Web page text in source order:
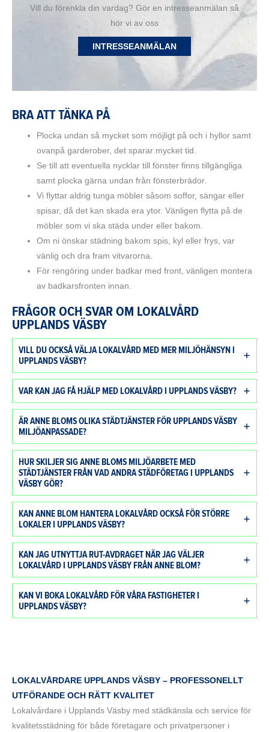
Vill du förenkla din vardag? Gör en intresseanmälan så
hör vi av oss
INTRESSEANMÄLAN
BRA ATT TÄNKA PÅ
Plocka undan så mycket som möjligt på och i hyllor samt
ovanpå garderober, det sparar mycket tid.
Se till att eventuella nycklar till fönster finns tillgängliga
samt plocka gärna undan från fönsterbrädor.
Vi flyttar aldrig tunga möbler såsom soffor, sängar eller
spisar, då det kan skada era ytor. Vänligen flytta på de
möbler som vi ska städa under eller bakom.
Om ni önskar städning bakom spis, kyl eller frys, var
vänlig och dra fram vitvarorna.
För rengöring under badkar med front, vänligen montera
av badkarsfronten innan.
FRÅGOR OCH SVAR OM LOKALVÅRD
UPPLANDS VÄSBY
VILL DU OCKSÅ VÄLJA LOKALVÅRD MED MER MILJÖHÄNSYN I
UPPLANDS VÄSBY?
VAR KAN JAG FÅ HJÄLP MED LOKALVÅRD I UPPLANDS VÄSBY?
ÄR ANNE BLOMS OLIKA STÄDTJÄNSTER FÖR UPPLANDS VÄSBY
MILJÖANPASSADE?
HUR SKILJER SIG ANNE BLOMS MILJÖARBETE MED
STÄDTJÄNSTER FRÅN VAD ANDRA STÄDFÖRETAG I UPPLANDS
VÄSBY GÖR?
KAN ANNE BLOM HANTERA LOKALVÅRD OCKSÅ FÖR STÖRRE
LOKALER I UPPLANDS VÄSBY?
KAN JAG UTNYTTJA RUT-AVDRAGET NÄR JAG VÄLJER
LOKALVÅRD I UPPLANDS VÄSBY FRÅN ANNE BLOM?
KAN VI BOKA LOKALVÅRD FÖR VÅRA FASTIGHETER I
UPPLANDS VÄSBY?
LOKALVÅRDARE UPPLANDS VÄSBY – PROFESSONELLT
UTFÖRANDE OCH RÄTT KVALITET
Lokalvårdare i Upplands Väsby med städkänsla och service för
kvalitetsstädning för både företagare och privatpersoner i